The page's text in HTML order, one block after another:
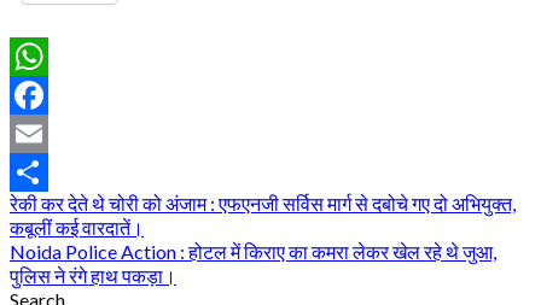
WhatsApp
Facebook
Email
Share
Post
navigation
रेकी कर देते थे चोरी को अंजाम : एफएनजी सर्विस मार्ग से दबोचे गए दो अभियुक्त,
कबूलीं कई वारदातें।
Noida Police Action : होटल में किराए का कमरा लेकर खेल रहे थे जुआ,
पुलिस ने रंगे हाथ पकड़ा।
Search